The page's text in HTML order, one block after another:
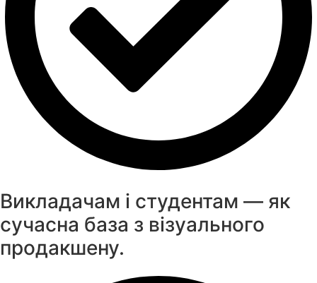
Викладачам і студентам — як
сучасна база з візуального
продакшену.